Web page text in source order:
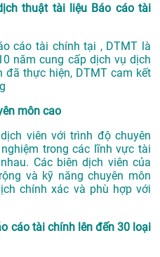
thuật tài liệu Báo cáo tài
cáo tài chính tại , DTMT là
năm cung cấp dịch vụ dịch
đã thực hiện, DTMT cam kết
môn cao
viên với trình độ chuyên
trong các lĩnh vực tài
Các biên dịch viên của
và kỹ năng chuyên môn
chính xác và phù hợp với
cáo tài chính lên đến 30 loại